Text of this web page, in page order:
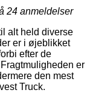
24 anmeldelser
alt held diverse
er i øjeblikket
efter de
er
den mest
Truck.